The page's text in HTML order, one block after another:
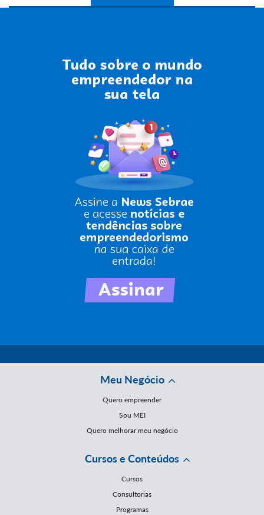
Meu Negócio
Quero empreender
Sou MEI
Quero melhorar meu negócio
Cursos e Conteúdos
Cursos
Consultorias
Programas